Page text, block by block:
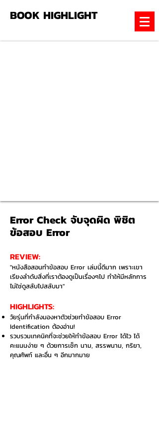
BOOK HIGHLIGHT
Error Check จับจุดผิด พิชิต
ข้อสอบ Error
REVIEW:
"หนังสือสอนทำข้อสอบ Error เล่มนี้ดีมาก เพราะเขา
เรียงลำดับสิ่งที่เราต้องดูเป็นเรื่องๆไป ทำให้มีหลักการ
ไม่ใช่ดูสลับไปสลับมา"
HIGHLIGHTS:​
​วัยรุ่นที่กำลังมองหาตัวช่วยทำข้อสอบ Error
Identification ต้องอ่าน!
รวบรวมเทคนิคที่จะช่วยให้ทำข้อสอบ Error ได้ไว ได้
คะแนนง่าย ๆ ด้วยการเช็ก นาม, สรรพนาม, กริยา,
คุณศัพท์ และอื่น ๆ อีกมากมาย